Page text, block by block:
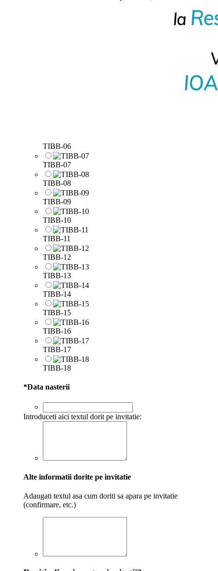
TIBB-06
TIBB-07
TIBB-08
TIBB-09
TIBB-10
TIBB-11
TIBB-12
TIBB-13
TIBB-14
TIBB-15
TIBB-16
TIBB-17
TIBB-18
*Data nasterii
Introduceti aici textul dorit pe invitatie:
Alte informatii dorite pe invitatie
Adaugati textul asa cum doriti sa apara pe invitatie
(confirmare, etc.)